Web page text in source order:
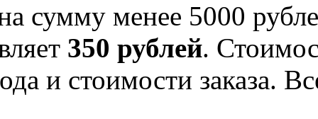
сумму менее 5000
350 рублей.
и стоимости заказа.